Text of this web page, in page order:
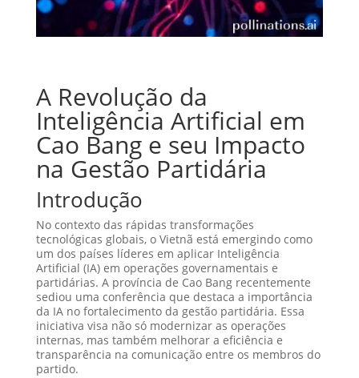
A Revolução da
Inteligência Artificial em
Cao Bang e seu Impacto
na Gestão Partidária
Introdução
No contexto das rápidas transformações
tecnológicas globais, o Vietnã está emergindo como
um dos países líderes em aplicar Inteligência
Artificial (IA) em operações governamentais e
partidárias. A província de Cao Bang recentemente
sediou uma conferência que destaca a importância
da IA no fortalecimento da gestão partidária. Essa
iniciativa visa não só modernizar as operações
internas, mas também melhorar a eficiência e
transparência na comunicação entre os membros do
partido.